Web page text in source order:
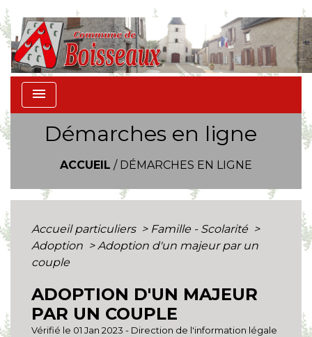
menu
Démarches en ligne
ACCUEIL / DÉMARCHES EN LIGNE
Accueil particuliers > Famille - Scolarité >
Adoption > Adoption d'un majeur par un
couple
ADOPTION D'UN MAJEUR
PAR UN COUPLE
Vérifié le 01 Jan 2023 - Direction de l'information légale